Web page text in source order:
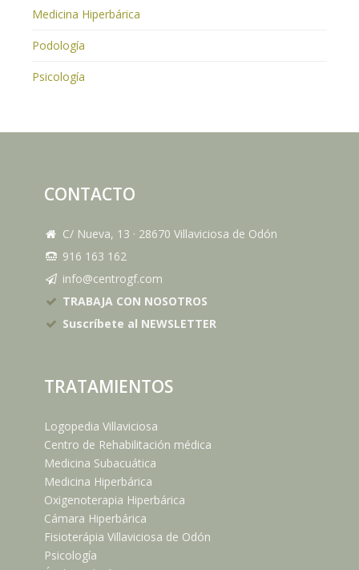
Medicina Hiperbárica
Podología
Psicología
CONTACTO
C/ Nueva, 13 · 28670 Villaviciosa de Odón
916 163 162
info@centrogf.com
TRABAJA CON NOSOTROS
Suscríbete al NEWSLETTER
TRATAMIENTOS
Logopedia Villaviciosa
Centro de Rehabilitación médica
Medicina Subacuática
Medicina Hiperbárica
Oxigenoterapia Hiperbárica
Cámara Hiperbárica
Fisioterápia Villaviciosa de Odón
Psicología